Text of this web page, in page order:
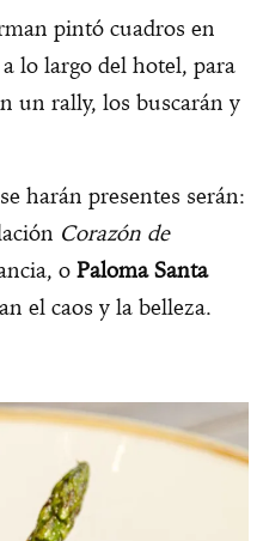
pintó cuadros en
lo largo del hotel, para
un rally, los buscarán y
harán presentes serán:
Corazón de
o Paloma Santa
el caos y la belleza.